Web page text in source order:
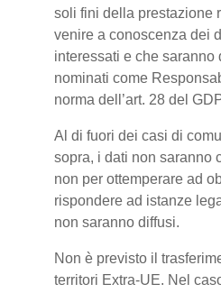
soli fini della prestazione
venire a conoscenza dei
interessati e che saranno
nominati come
norma dell’art. 28 del
Al di fuori dei casi di
sopra, i dati non saranno
non per ottemperare ad
rispondere ad istanze
non saranno diffusi.
Non è previsto il
territori Extra-UE. Nel